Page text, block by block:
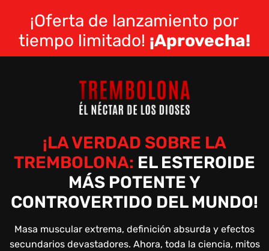
¡Oferta de lanzamiento por
tiempo limitado! ¡Aprovecha!
¡LA VERDAD SOBRE LA
TREMBOLONA: EL ESTEROIDE
MÁS POTENTE Y
CONTROVERTIDO DEL MUNDO!
Masa muscular extrema, definición absurda y efectos
secundarios devastadores. Ahora, toda la ciencia, mitos